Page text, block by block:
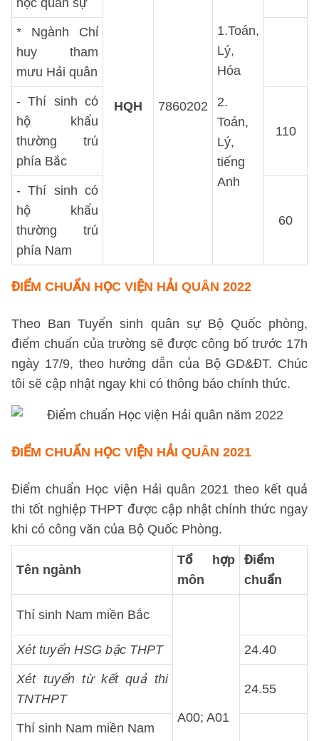
học quân sự
HQH 7860202
1.Toán,
Lý,
Hóa
2.
Toán,
Lý,
tiếng
Anh
* Ngành Chỉ
huy tham
mưu Hải quân
- Thí sinh có
hộ khẩu
thường trú
phía Bắc
110
- Thí sinh có
hộ khẩu
thường trú
phía Nam
60
ĐIỂM CHUẨN HỌC VIỆN HẢI QUÂN 2022
Theo Ban Tuyển sinh quân sự Bộ Quốc phòng,
điểm chuẩn của trường sẽ được công bố trước 17h
ngày 17/9, theo hướng dẫn của Bộ GD&ĐT. Chúc
tôi sẽ cập nhật ngay khi có thông báo chính thức.
ĐIỂM CHUẨN HỌC VIỆN HẢI QUÂN 2021
Điểm chuẩn Học viện Hải quân 2021 theo kết quả
thi tốt nghiệp THPT được cập nhật chính thức ngay
khi có công văn của Bộ Quốc Phòng.
Tên ngành
Tổ hợp
môn
Điểm
chuẩn
Thí sinh Nam miền Bắc
A00; A01
Xét tuyển HSG bậc THPT 24.40
Xét tuyển từ kết quả thi
TNTHPT
24.55
Thí sinh Nam miền Nam